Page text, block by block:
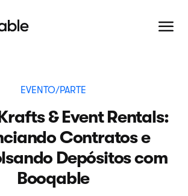
EVENTO/PARTE
& Event Rentals:
Contratos e
Depósitos com
Booqable